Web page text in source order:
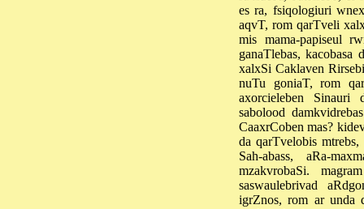
es ra, fsiqologiuri
aqvT, rom qarTveli
mis mama-papiseul
ganaTlebas,
xalxSi Caklaven
nuTu goniaT, rom
axorcieleben Sinauri
sabolood
CaaxrCoben mas?
da qarTvelobis
Sah-abass, aRa-
mzakvrobaSi.
saswaulebrivad
igrZnos, rom ar unda